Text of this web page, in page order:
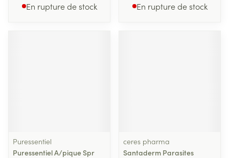
En rupture de stock En rupture de stock
Puressentiel
Puressentiel A/pique Spr
ceres pharma
Santaderm Parasites